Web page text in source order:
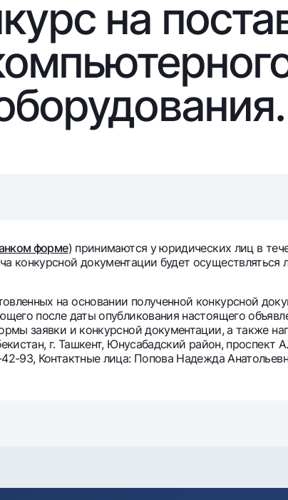
депозит
Garmin pay
валют
Контакт-центр
на
форме) принимаются у юридических лиц в
конкурсной документации будет осуществляться
на основании полученной конкурсной
после даты опубликования настоящего
заявки и конкурсной документации, а также
г. Ташкент, Юнусабадский район, проспект А.
93, Контактные лица: Попова Надежда